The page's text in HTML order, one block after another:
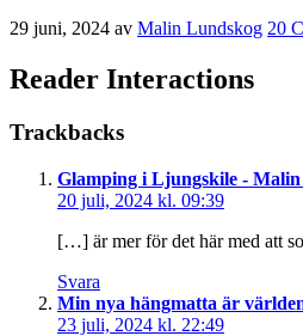
29 juni, 2024 av Malin Lundskog 20
Reader Interactions
Trackbacks
Glamping i Ljungskile -
20 juli, 2024 kl. 09:39
[…] är mer för det här med att
Svara
Min nya hängmatta är
23 juli, 2024 kl. 22:49